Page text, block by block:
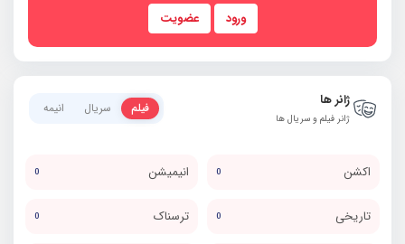
ورود عضویت
ژانر ها
ژانر فیلم و سریال ها
فیلم سریال انیمه
اکشن 0 انیمیشن 0
تاریخی 0 ترسناک 0